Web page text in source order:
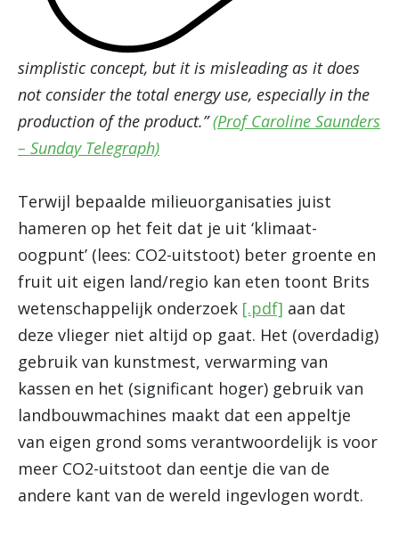
simplistic concept, but it is misleading as it does
not consider the total energy use, especially in the
production of the product.”(Prof Caroline Saunders
– Sunday Telegraph)
Terwijl bepaalde milieuorganisaties juist
hameren op het feit dat je uit ‘klimaat-
oogpunt’ (lees: CO2-uitstoot) beter groente en
fruit uit eigen land/regio kan eten toont Brits
wetenschappelijk onderzoek [.pdf] aan dat
deze vlieger niet altijd op gaat. Het (overdadig)
gebruik van kunstmest, verwarming van
kassen en het (significant hoger) gebruik van
landbouwmachines maakt dat een appeltje
van eigen grond soms verantwoordelijk is voor
meer CO2-uitstoot dan eentje die van de
andere kant van de wereld ingevlogen wordt.